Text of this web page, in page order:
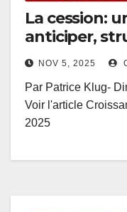
La cession:
anticiper,
NOV 5, 2025
Par Patrice Klug-
Voir l'article
2025